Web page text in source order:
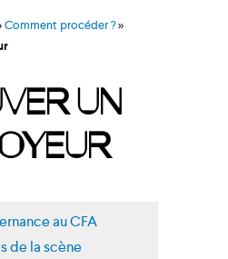
Comment procéder ?»
UN
au CFA
de la scène